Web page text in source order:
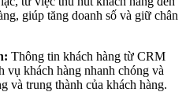
giúp tăng doanh số và giữ chân
Thông tin khách hàng từ CRM
vụ khách hàng nhanh chóng và
và trung thành của khách hàng.